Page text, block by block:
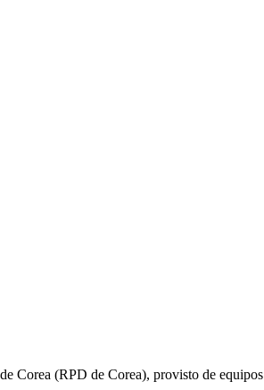
Corea (RPD de Corea), provisto de